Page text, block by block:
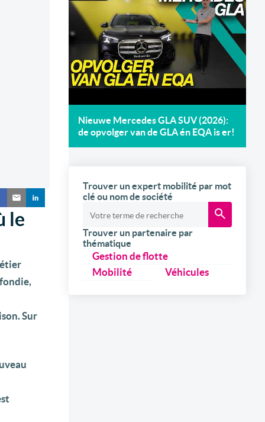
le
Sur
Nieuwe Mercedes GLA SUV (2026):
de opvolger van de GLA én EQA is er!
Trouver un expert mobilité par mot
clé ou nom de société
Trouver un partenaire par
thématique
Gestion de flotte
Mobilité
Véhicules